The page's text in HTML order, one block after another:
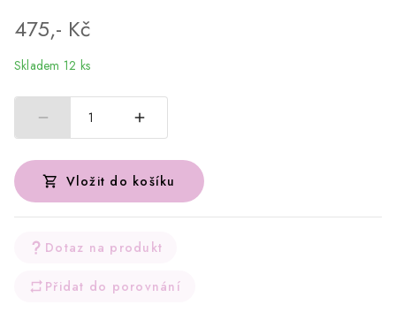
475,- Kč
Skladem 12 ks
1
Vložit do košíku
Dotaz na produkt
Přidat do porovnání